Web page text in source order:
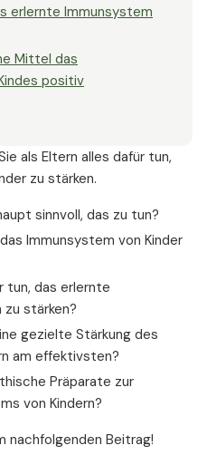
erlernte Immunsystem
Mittel das
positiv
als Eltern alles dafür tun,
zu stärken.
sinnvoll, das zu tun?
Immunsystem von Kinder
tun, das erlernte
zu stärken?
gezielte Stärkung des
am effektivsten?
Präparate zur
von Kindern?
nachfolgenden Beitrag!